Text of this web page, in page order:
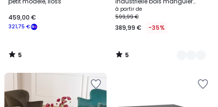
321,75 €
459,00 €
5
/
massif teinté et métal noir L110
cm YPSTER
à partir de
599,99 €
389,99 € -35%
5
/